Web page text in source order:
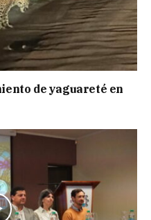
de yaguareté en